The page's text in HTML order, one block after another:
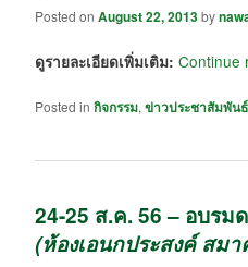
Posted on August 22, 2013by
ดูรายละเอียดเพิ่มเติม: Continue
Posted in กิจกรรม, ข่าวประชาสัมพันธ์
24-25 ส.ค. 56 – อบร
(ห้องเอนกประสงค์ สม